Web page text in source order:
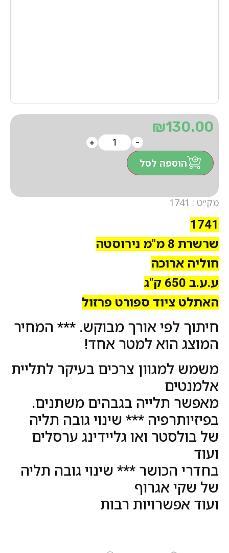
מק״ט : 1741
1741
שרשרת 8 מ"מ נירוסטה
חוליה ארוכה
ע.ע.ב 650 ק"ג
האתלט ציוד ספורט פרזול
חיתוך לפי אורך מבוקש. *** המחיר
המוצג הוא למטר אחד!
משמש למגוון צרכים בעיקר לתליית
אלמנטים
מאפשר תלייה בגבהים משתנים.
בפיזיותרפיה *** שינוי גובה תליה
של בולסטר ואו גליידינג ערסלים
ועוד
בחדרי הכושר *** שינוי גובה תליה
של שקי אגרוף
ועוד אפשרויות רבות
₪130.00
-
+
הוספה לסל